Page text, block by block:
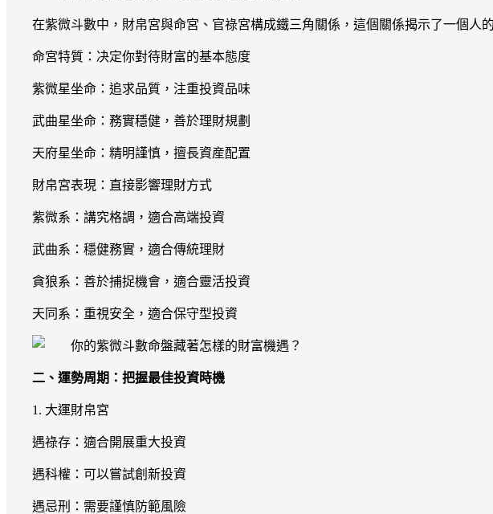
在紫微斗數中，財帛宮與命宮、官祿宮構成鐵三角關係，這個關係揭示了一個人
命宮特質：决定你對待財富的基本態度
紫微星坐命：追求品質，注重投資品味
武曲星坐命：務實穩健，善於理財規劃
天府星坐命：精明謹慎，擅長資産配置
財帛宮表現：直接影響理財方式
紫微系：講究格調，適合高端投資
武曲系：穩健務實，適合傳統理財
貪狼系：善於捕捉機會，適合靈活投資
天同系：重視安全，適合保守型投資
二、運勢周期：把握最佳投資時機
1. 大運財帛宮
遇祿存：適合開展重大投資
遇科權：可以嘗試創新投資
遇忌刑：需要謹慎防範風險